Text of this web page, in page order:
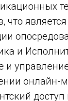
что
и
онлайн-